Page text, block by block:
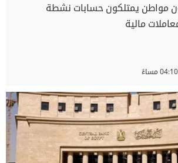
54.7 مليون مواطن يمتلكون حسابات نشطة
مالية